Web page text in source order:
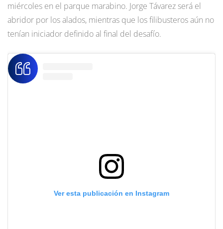
miércoles en el parque marabino. Jorge Távarez será el
abridor por los alados, mientras que los filibusteros aún no
tenían iniciador definido al final del desafío.
Ver esta publicación en Instagram